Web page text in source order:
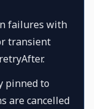
failures with
transient
pinned to
are cancelled